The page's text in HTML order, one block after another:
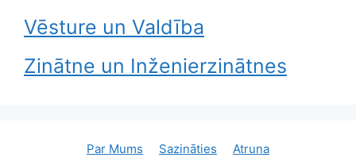
Vēsture un Valdība
Zinātne un Inženierzinātnes
Par Mums Sazināties
Atruna